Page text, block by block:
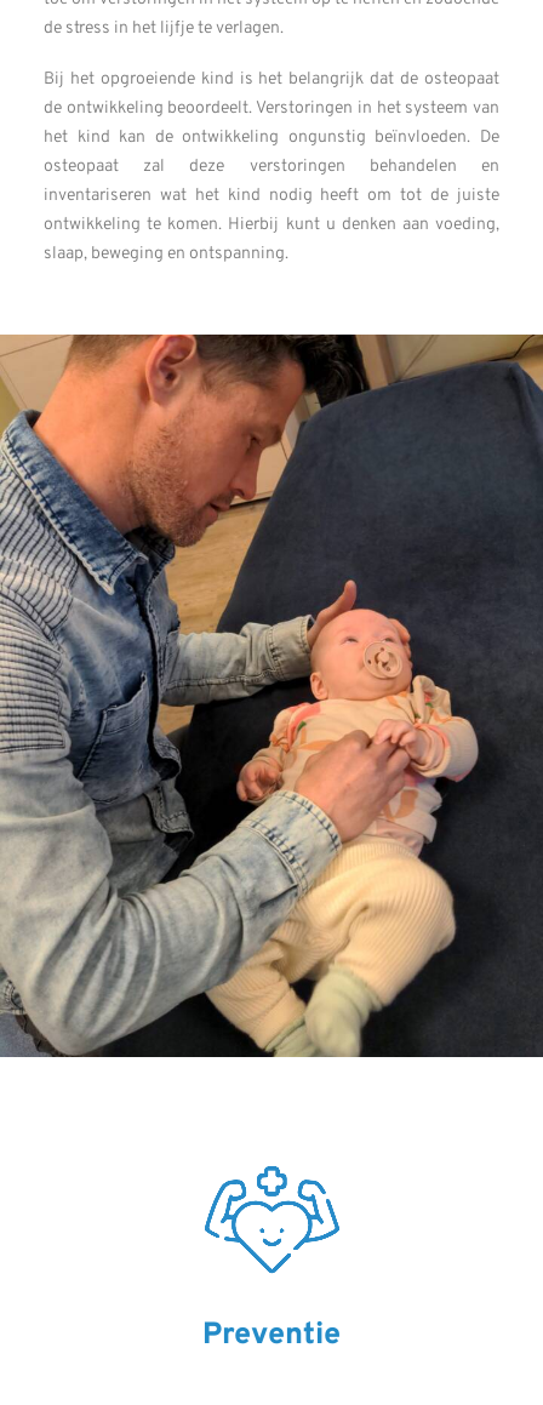
de stress in het lijfje te verlagen.
Bij het opgroeiende kind is het belangrijk dat de osteopaat
de ontwikkeling beoordeelt. Verstoringen in het systeem van
het kind kan de ontwikkeling ongunstig beïnvloeden. De
osteopaat zal deze verstoringen behandelen en
inventariseren wat het kind nodig heeft om tot de juiste
ontwikkeling te komen. Hierbij kunt u denken aan voeding,
slaap, beweging en ontspanning.
Preventie